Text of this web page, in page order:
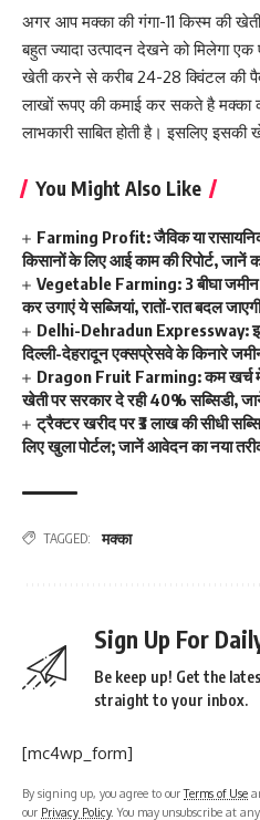
अगर आप मक्का की गंगा-11 किस्म की
बहुत ज्यादा उत्पादन देखने को मिलेगा
खेती करने से करीब 24-28 क्विंटल की
लाखों रूपए की कमाई कर सकते है मक्का
लाभकारी साबित होती है। इसलिए
You Might Also Like
Farming Profit: जैविक या
किसानों के लिए आई काम की रिपोर्ट, जानें
Vegetable Farming: 3 बीघा जमीन
कर उगाएं ये सब्जियां, रातों-रात बदल
Delhi-Dehradun Expressway:
दिल्ली-देहरादून एक्सप्रेसवे के किनारे
Dragon Fruit Farming: कम खर्च
खेती पर सरकार दे रही 40% सब्सिडी,
ट्रैक्टर खरीद पर ₹3 लाख की सीधी
लिए खुला पोर्टल; जानें आवेदन का नया
TAGGED: मक्का
Sign Up For
Be keep up! Get the
straight to your inbox.
[mc4wp_form]
By signing up, you agree to ourTerms of Use
our Privacy Policy. You may unsubscribe at